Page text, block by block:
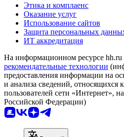
Этика и комплаенс
Оказание услуг
Использование сайтов
Защита персональных
ИТ аккредитация
На информационном ресурсе hh.ru
рекомендательные технологии
предоставления информации на
и анализа сведений, относящихся
пользователей сети «Интернет»,
Российской Федерации)